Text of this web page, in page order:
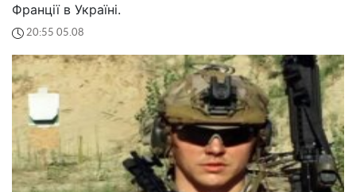
Франції в Україні.
20:55 05.08